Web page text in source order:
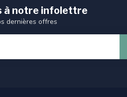
à notre infolettre
dernières offres